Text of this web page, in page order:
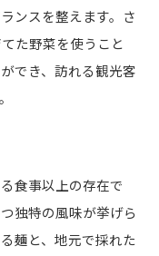
ンスを整えます。さ
た野菜を使うこと
でき、訪れる観光客
食事以上の存在で
独特の風味が挙げら
麺と、地元で採れた